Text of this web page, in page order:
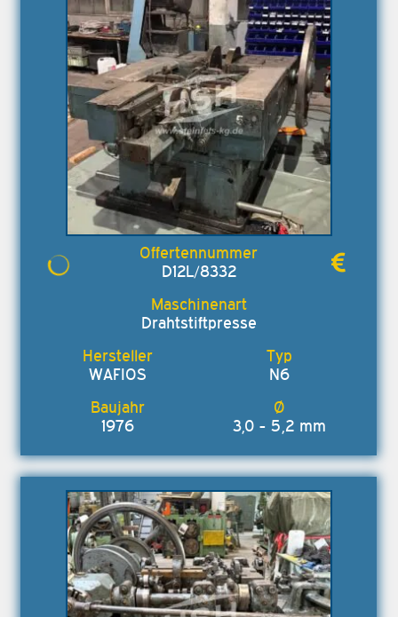
D12L/8332
Drahtstiftpresse
WAFIOS N6
1976 3,0 - 5,2 mm